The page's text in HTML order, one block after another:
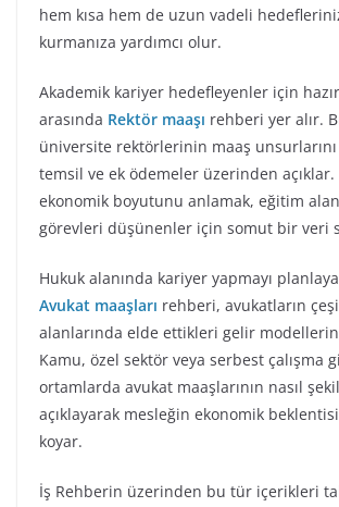
hem kısa hem de uzun vadeli
kurmanıza yardımcı olur.
Akademik kariyer hedefleyenler için
arasında Rektör maaşı rehberi yer alır.
üniversite rektörlerinin maaş
temsil ve ek ödemeler üzerinden
ekonomik boyutunu anlamak, eğitim
görevleri düşünenler için somut bir veri
Hukuk alanında kariyer yapmayı
Avukat maaşları rehberi, avukatların
alanlarında elde ettikleri gelir
Kamu, özel sektör veya serbest çalışma
ortamlarda avukat maaşlarının nasıl
açıklayarak mesleğin ekonomik
koyar.
İş Rehberin üzerinden bu tür içerikleri